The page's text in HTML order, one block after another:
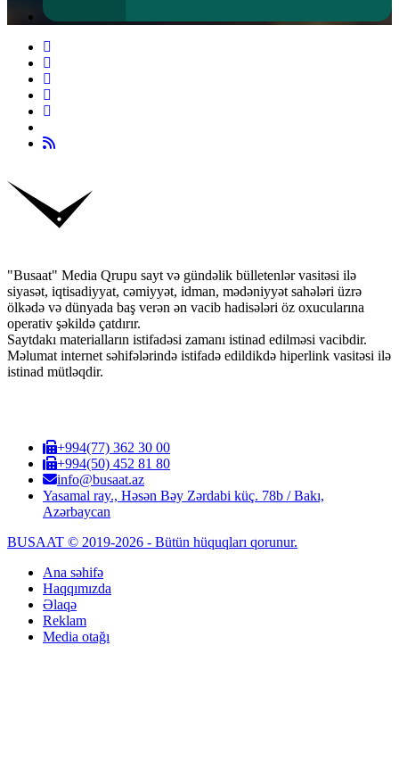
"Busaat" Media Qrupu sayt və gündəlik bülletenlər vasitəsi ilə
siyasət, iqtisadiyyat, cəmiyyət, idman, mədəniyyət sahələri üzrə
ölkədə və dünyada baş verən ən vacib hadisələri öz oxucularına
operativ şəkildə çatdırır.
Saytdakı materialların istifadəsi zamanı istinad edilməsi vacibdir.
Məlumat internet səhifələrində istifadə edildikdə hiperlink vasitəsi ilə
istinad mütləqdir.
+994(77) 362 30 00
+994(50) 452 81 80
info@busaat.az
Yasamal ray., Həsən Bəy Zərdabi küç. 78b / Bakı,
Azərbaycan
BUSAAT © 2019-2026 - Bütün hüquqları qorunur.
Ana səhifə
Haqqımızda
Əlaqə
Reklam
Media otağı